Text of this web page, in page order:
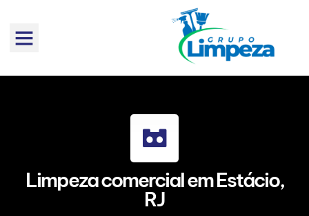
Limpeza comercial em Estácio,
RJ